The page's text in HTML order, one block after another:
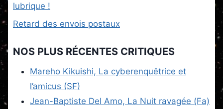
lubrique !
Retard des envois postaux
NOS PLUS RÉCENTES CRITIQUES
Mareho Kikuishi, La cyberenquêtrice et
l’amicus (SF)
Jean-Baptiste Del Amo, La Nuit ravagée (Fa)